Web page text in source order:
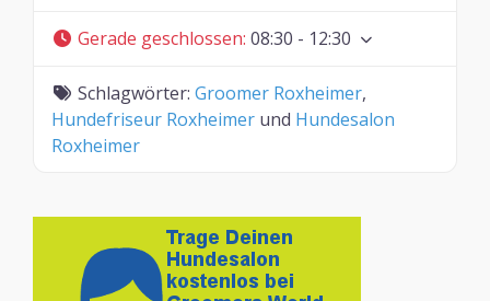
Gerade geschlossen: 08:30 - 12:30
Schlagwörter: Groomer Roxheimer,
Hundefriseur Roxheimer und Hundesalon
Roxheimer